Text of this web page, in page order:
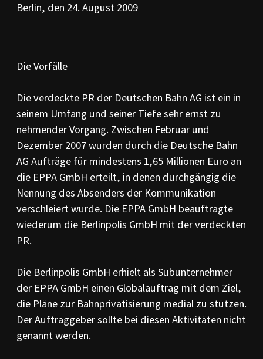
Berlin, den 24. August 2009
Die Vorfälle
Die verdeckte PR der Deutschen Bahn AG ist ein in
seinem Umfang und seiner Tiefe sehr ernst zu
nehmender Vorgang. Zwischen Februar und
Dezember 2007 wurden durch die Deutsche Bahn
AG Aufträge für mindestens 1,65 Millionen Euro an
die EPPA GmbH erteilt, in denen durchgängig die
Nennung des Absenders der Kommunikation
verschleiert wurde. Die EPPA GmbH beauftragte
wiederum die Berlinpolis GmbH mit der verdeckten
PR.
Die Berlinpolis GmbH erhielt als Subunternehmer
der EPPA GmbH einen Globalauftrag mit dem Ziel,
die Pläne zur Bahnprivatisierung medial zu stützen.
Der Auftraggeber sollte bei diesen Aktivitäten nicht
genannt werden.